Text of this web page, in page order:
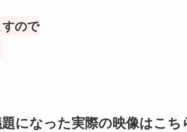
ので
になった実際の映像はこち